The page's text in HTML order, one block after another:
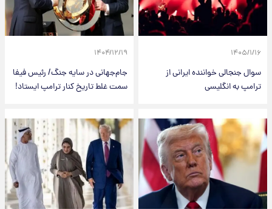
۱۴۰۵/۱/۱۶
سوال جنجالی خواننده ایرانی از
ترامپ به انگلیسی
۱۴۰۴/۱۲/۱۹
جام‌جهانی در سایه جنگ/ رئیس فیفا
سمت غلط تاریخ کنار ترامپ ایستاد!